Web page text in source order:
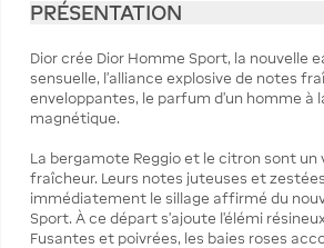
PRÉSENTATION
Dior crée Dior Homme Sport, la nouvelle
sensuelle, l'alliance explosive de notes
enveloppantes, le parfum d'un homme à
magnétique.
La bergamote Reggio et le citron sont un
fraîcheur. Leurs notes juteuses et
immédiatement le sillage affirmé du
Sport. À ce départ s'ajoute l'élémi
Fusantes et poivrées, les baies roses